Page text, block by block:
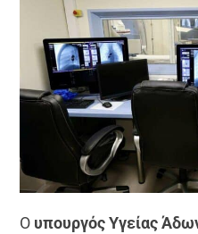
Ο υπουργός Υγείας